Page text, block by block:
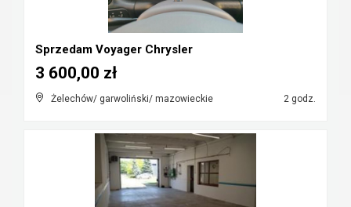
Sprzedam Voyager Chrysler
Żelechów/ garwoliński/ mazowieckie 2 godz.
3 600,00 zł